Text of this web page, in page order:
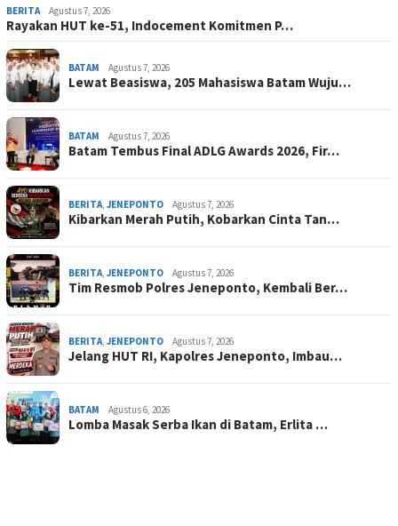
BERITA Agustus 7, 2026
Rayakan HUT ke-51, Indocement Komitmen P…
BATAM Agustus 7, 2026
Lewat Beasiswa, 205 Mahasiswa Batam Wuju…
BATAM Agustus 7, 2026
Batam Tembus Final ADLG Awards 2026, Fir…
BERITA JENEPONTO Agustus 7, 2026
Kibarkan Merah Putih, Kobarkan Cinta Tan…
BERITA JENEPONTO Agustus 7, 2026
Tim Resmob Polres Jeneponto, Kembali Ber…
BERITA JENEPONTO Agustus 7, 2026
Jelang HUT RI, Kapolres Jeneponto, Imbau…
BATAM Agustus 6, 2026
Lomba Masak Serba Ikan di Batam, Erlita …